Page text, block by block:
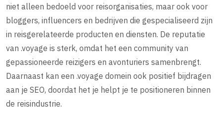
niet alleen bedoeld voor reisorganisaties, maar ook voor
bloggers, influencers en bedrijven die gespecialiseerd zijn
in reisgerelateerde producten en diensten. De reputatie
van .voyage is sterk, omdat het een community van
gepassioneerde reizigers en avonturiers samenbrengt.
Daarnaast kan een .voyage domein ook positief bijdragen
aan je SEO, doordat het je helpt je te positioneren binnen
de reisindustrie.